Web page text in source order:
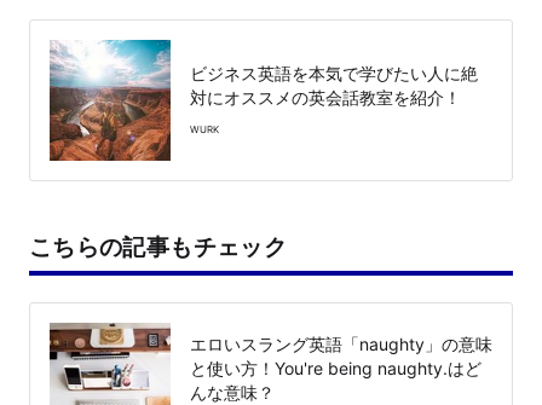
ビジネス英語を本気で学びたい人に絶
対にオススメの英会話教室を紹介！
WURK
こちらの記事もチェック
エロいスラング英語「naughty」の意味
と使い方！You're being naughty.はど
んな意味？